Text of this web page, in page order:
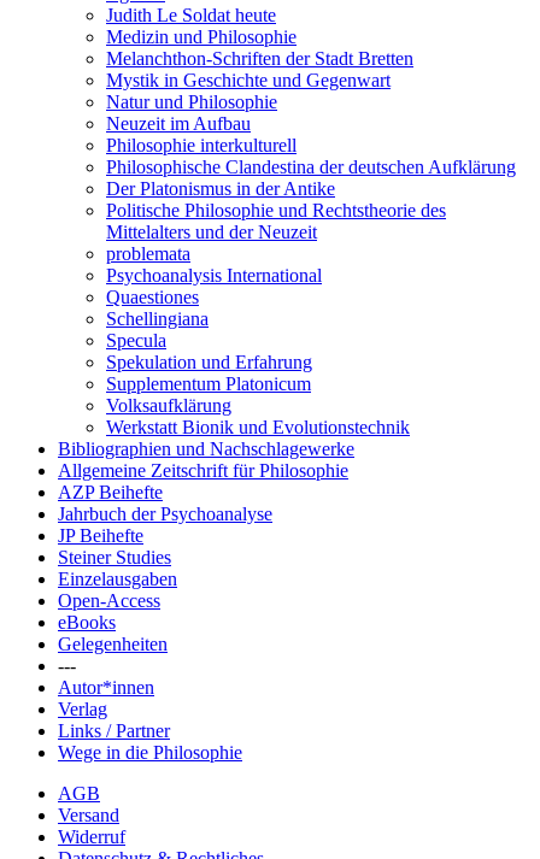
Judith Le Soldat heute
Medizin und Philosophie
Melanchthon-Schriften der Stadt Bretten
Mystik in Geschichte und Gegenwart
Natur und Philosophie
Neuzeit im Aufbau
Philosophie interkulturell
Philosophische Clandestina der deutschen Aufklärung
Der Platonismus in der Antike
Politische Philosophie und Rechtstheorie des
Mittelalters und der Neuzeit
problemata
Psychoanalysis International
Quaestiones
Schellingiana
Specula
Spekulation und Erfahrung
Supplementum Platonicum
Volksaufklärung
Werkstatt Bionik und Evolutionstechnik
Bibliographien und Nachschlagewerke
Allgemeine Zeitschrift für Philosophie
AZP Beihefte
Jahrbuch der Psychoanalyse
JP Beihefte
Steiner Studies
Einzelausgaben
Open-Access
eBooks
Gelegenheiten
---
Autor*innen
Verlag
Links / Partner
Wege in die Philosophie
AGB
Versand
Widerruf